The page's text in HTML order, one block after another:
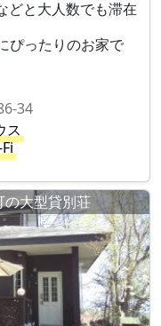
どと大人数でも滞在
ぴったりのお家で
34
ス
の大型貸別荘